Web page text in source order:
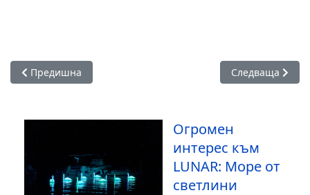
Предишна статия: Легендарният DJ ATB идва за първи
Предишна Следваща
Следваща
Огромен
интерес към
LUNAR: Море от
светлини